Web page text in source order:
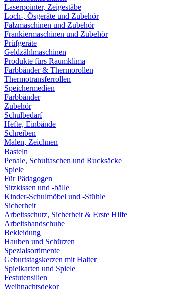
Laserpointer, Zeigestäbe
Loch-, Ösgeräte und Zubehör
Falzmaschinen und Zubehör
Frankiermaschinen und Zubehör
Prüfgeräte
Geldzählmaschinen
Produkte fürs Raumklima
Farbbänder & Thermorollen
Thermotransferrollen
Speichermedien
Farbbänder
Zubehör
Schulbedarf
Hefte, Einbände
Schreiben
Malen, Zeichnen
Basteln
Penale, Schultaschen und Rucksäcke
Spiele
Für Pädagogen
Sitzkissen und -bälle
Kinder-Schulmöbel und -Stühle
Sicherheit
Arbeitsschutz, Sicherheit & Erste Hilfe
Arbeitshandschuhe
Bekleidung
Hauben und Schürzen
Spezialsortimente
Geburtstagskerzen mit Halter
Spielkarten und Spiele
Festutensilien
Weihnachtsdekor